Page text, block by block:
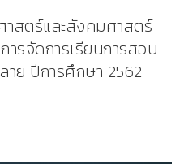
สตร์และสังคมศาสตร์
รจัดการเรียนการสอน
าย ปีการศึกษา 2562